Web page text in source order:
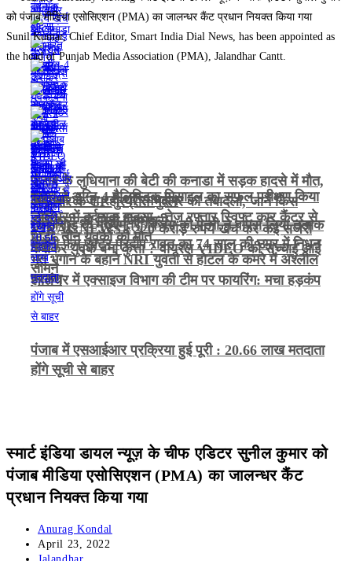
VIRAL NEWS : 220 करोड़ रुपये खर्च कर कई सर्जरी
कराकर युवक बना कुत्ता ? वायरल VIDEO की सच्चाई आई
सामने
पंजाब के लुधियाना की बेटी की कनाडा में सड़क हादसे में माैत,
कैदी को ले जा रही थीं रमनदीप
जालंधर में दर्दनाक हादसा : तेज़ रफ़्तार स्विफ्ट कार कैंटर से
भिड़ी, तीन युवकों की मौत
अमृतसर के CP गुरप्रीत भुल्लर का तबादला, जानें किस
अधिकारी को मिली जिम्मेदारी
तमिलनाडु के मुख्यमंत्री विजय की पत्नी ने वापस लिया तलाक
केस
भारत ने अग्नि-4 बैलिस्टिक मिसाइल का सफल परीक्षण किया
भूत भगाने के बहाने NRI युवती से होटल के कमरे में अश्लील
हरकत
गजनी फेम एक्टर प्रदीप रावत का 74 साल की उम्र में निधन
जालंधर में एक्साइज विभाग की टीम पर फायरिंग: मचा हड़कंप
पंजाब में एसआईआर प्रक्रिया हुई पूरी : 20.66 लाख मतदाता
होंगे सूची से बाहर
Sunil Kumar, Chief Editor, Smart India Dial News, has been appointed as
the head of Punjab Media Association (PMA), Jalandhar Cantt.
स्मार्ट इंडिया डायल न्यूज़ के चीफ एडिटर सुनील कुमार को
पंजाब मीडिया एसोसिएशन (PMA) का जालन्धर कैंट
प्रधान नियक्त किया गया
Post
author:
Anurag Kondal
Post
published:
April 23, 2022
Post